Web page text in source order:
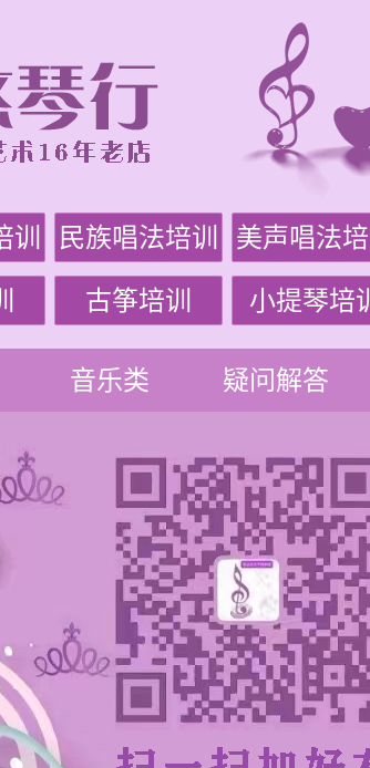
民族唱法培训 美声唱法培
古筝培训 小提琴培训
音乐类 疑问解答